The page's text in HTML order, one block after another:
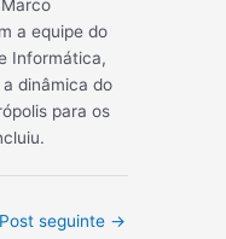
a equipe do
Informática,
dinâmica do
para os
Post seguinte →